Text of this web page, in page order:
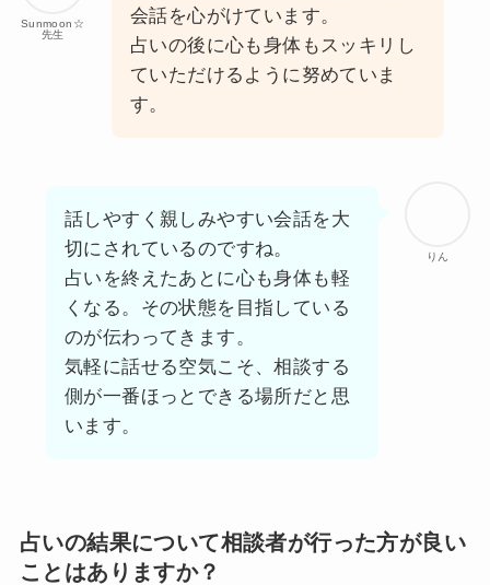
Sunmoon☆
先生
会話を心がけています。
占いの後に心も身体もスッキリし
ていただけるように努めていま
す。
りん
話しやすく親しみやすい会話を大
切にされているのですね。
占いを終えたあとに心も身体も軽
くなる。その状態を目指している
のが伝わってきます。
気軽に話せる空気こそ、相談する
側が一番ほっとできる場所だと思
います。
占いの結果について相談者が行った方が良い
ことはありますか？